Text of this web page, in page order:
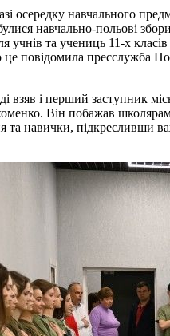
осередку навчального
навчально-польові
учнів та учениць 11-х
повідомила пресслужба
взяв і перший заступник
Він побажав
та навички, підкресливши